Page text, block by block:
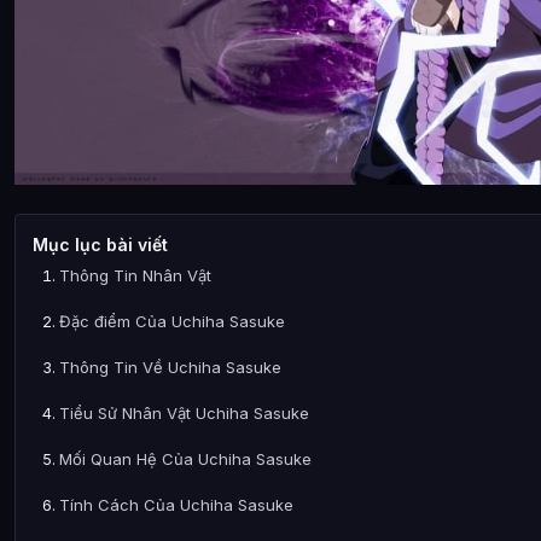
Mục lục bài viết
Thông Tin Nhân Vật
Đặc điểm Của Uchiha Sasuke
Thông Tin Về Uchiha Sasuke
Tiểu Sử Nhân Vật Uchiha Sasuke
Mối Quan Hệ Của Uchiha Sasuke
Tính Cách Của Uchiha Sasuke